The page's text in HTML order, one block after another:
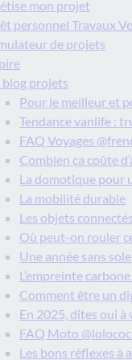
mon projet
personnel Travaux
de projets
blog projets
Pour le meilleur et
Tendance vanlife :
FAQ Voyages
Combien ça coûte
La domotique pour
La mobilité durable
Les objets
Où peut-on rouler
Une année sans
L’empreinte
Comment être un
En 2025, dites oui à
FAQ Moto
Les bons réflexes à